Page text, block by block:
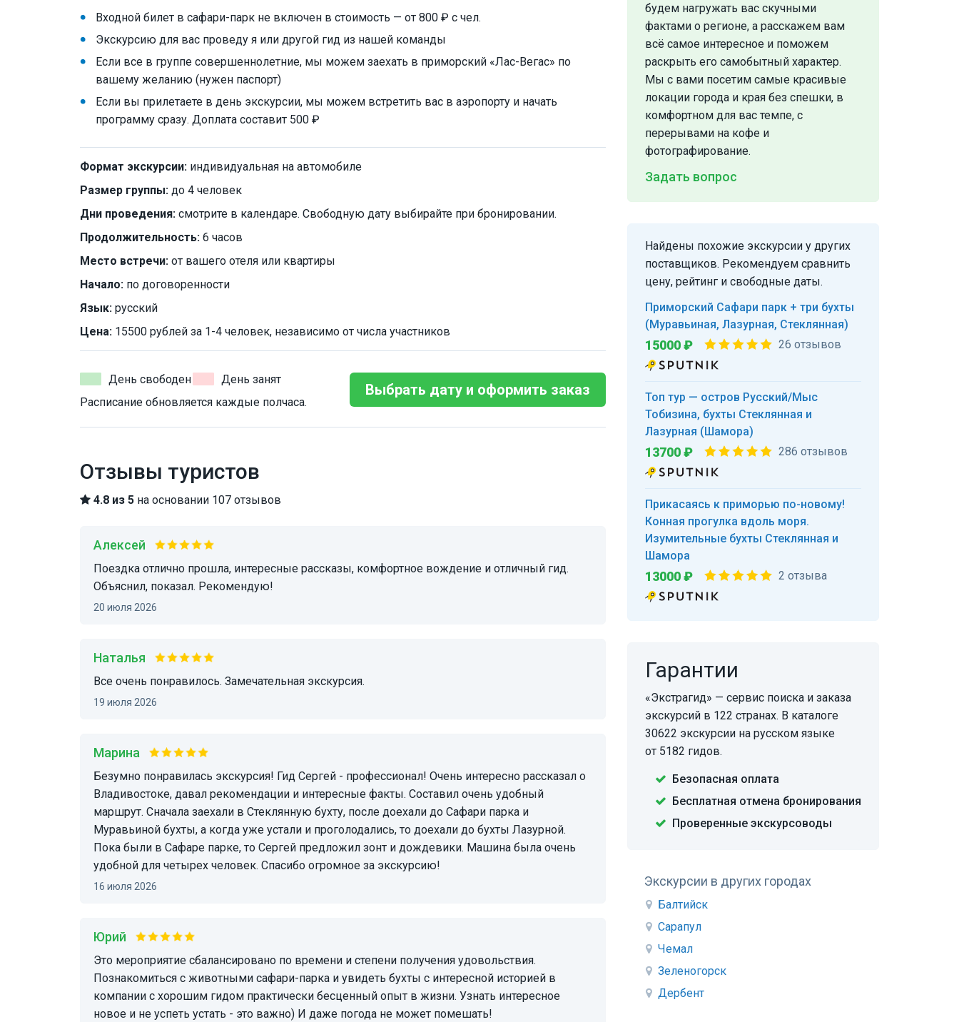
Входной билет в сафари-парк не включен в стоимость — от 800 ₽ с чел.
Экскурсию для вас проведу я или другой гид из нашей команды
Если все в группе совершеннолетние, мы можем заехать в приморский «Лас-Вегас» по
вашему желанию (нужен паспорт)
Если вы прилетаете в день экскурсии, мы можем встретить вас в аэропорту и начать
программу сразу. Доплата составит 500 ₽
Формат экскурсии: индивидуальная на автомобиле
Размер группы: до 4 человек
Дни проведения: смотрите в календаре. Свободную дату выбирайте при бронировании.
Продолжительность: 6 часов
Место встречи: от вашего отеля или квартиры
Начало: по договоренности
Язык: русский
Цена: 15500 рублей за 1-4 человек, независимо от числа участников
День свободен
День занят
Расписание обновляется каждые полчаса.
Выбрать дату и оформить заказ
Отзывы туристов
4.8 из 5 на основании 107 отзывов
Алексей
Поездка отлично прошла, интересные рассказы, комфортное вождение и отличный гид.
Объяснил, показал. Рекомендую!
20 июля 2026
Наталья
Все очень понравилось. Замечательная экскурсия.
19 июля 2026
Марина
Безумно понравилась экскурсия! Гид Сергей - профессионал! Очень интересно рассказал о
Владивостоке, давал рекомендации и интересные факты. Составил очень удобный
маршрут. Сначала заехали в Стеклянную бухту, после доехали до Сафари парка и
Муравьиной бухты, а когда уже устали и проголодались, то доехали до бухты Лазурной.
Пока были в Сафаре парке, то Сергей предложил зонт и дождевики. Машина была очень
удобной для четырех человек. Спасибо огромное за экскурсию!
16 июля 2026
Юрий
Это мероприятие сбалансировано по времени и степени получения удовольствия.
Познакомиться с животными сафари-парка и увидеть бухты с интересной историей в
компании с хорошим гидом практически бесценный опыт в жизни. Узнать интересное
новое и не успеть устать - это важно) И даже погода не может помешать!
будем нагружать вас скучными
фактами о регионе, а расскажем вам
всё самое интересное и поможем
раскрыть его самобытный характер.
Мы с вами посетим самые красивые
локации города и края без спешки, в
комфортном для вас темпе, с
перерывами на кофе и
фотографирование.
Задать вопрос
Найдены похожие экскурсии у других
поставщиков. Рекомендуем сравнить
цену, рейтинг и свободные даты.
Приморский Сафари парк + три бухты
(Муравьиная, Лазурная, Стеклянная)
15000 ₽ 26 отзывов
Топ тур — остров Русский/Мыс
Тобизина, бухты Стеклянная и
Лазурная (Шамора)
13700 ₽ 286 отзывов
Прикасаясь к приморью по-новому!
Конная прогулка вдоль моря.
Изумительные бухты Стеклянная и
Шамора
13000 ₽ 2 отзыва
Гарантии
«Экстрагид» — сервис поиска и заказа
экскурсий в 122 странах. В каталоге
30622 экскурсии на русском языке
от 5182 гидов.
Безопасная оплата
Бесплатная отмена бронирования
Проверенные экскурсоводы
Экскурсии в других городах
Балтийск
Сарапул
Чемал
Зеленогорск
Дербент